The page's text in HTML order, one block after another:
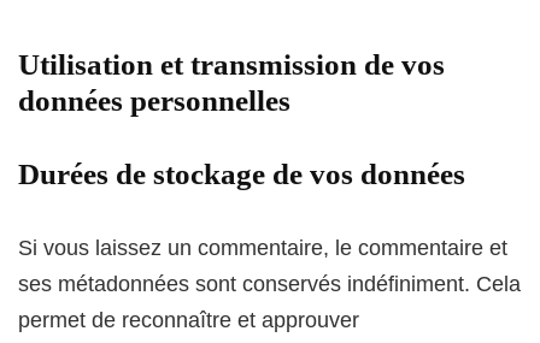
Utilisation et transmission de vos
données personnelles
Durées de stockage de vos données
Si vous laissez un commentaire, le commentaire et
ses métadonnées sont conservés indéfiniment. Cela
permet de reconnaître et approuver